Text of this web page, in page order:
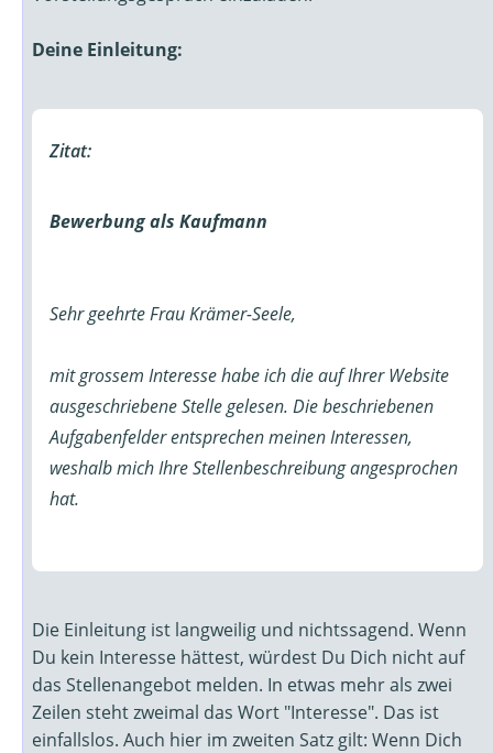
Deine Einleitung:
Zitat:
Bewerbung als Kaufmann
Sehr geehrte Frau Krämer-Seele,
mit grossem Interesse habe ich die auf Ihrer Website
ausgeschriebene Stelle gelesen. Die beschriebenen
Aufgabenfelder entsprechen meinen Interessen,
weshalb mich Ihre Stellenbeschreibung angesprochen
hat.
Die Einleitung ist langweilig und nichtssagend. Wenn
Du kein Interesse hättest, würdest Du Dich nicht auf
das Stellenangebot melden. In etwas mehr als zwei
Zeilen steht zweimal das Wort "Interesse". Das ist
einfallslos. Auch hier im zweiten Satz gilt: Wenn Dich